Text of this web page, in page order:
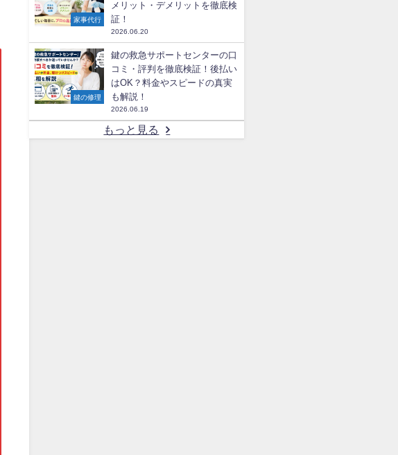
家事代行
メリット・デメリットを徹底検
証！
2026.06.20
鍵の修理
鍵の救急サポートセンターの口
コミ・評判を徹底検証！後払い
はOK？料金やスピードの真実
も解説！
2026.06.19
もっと見る